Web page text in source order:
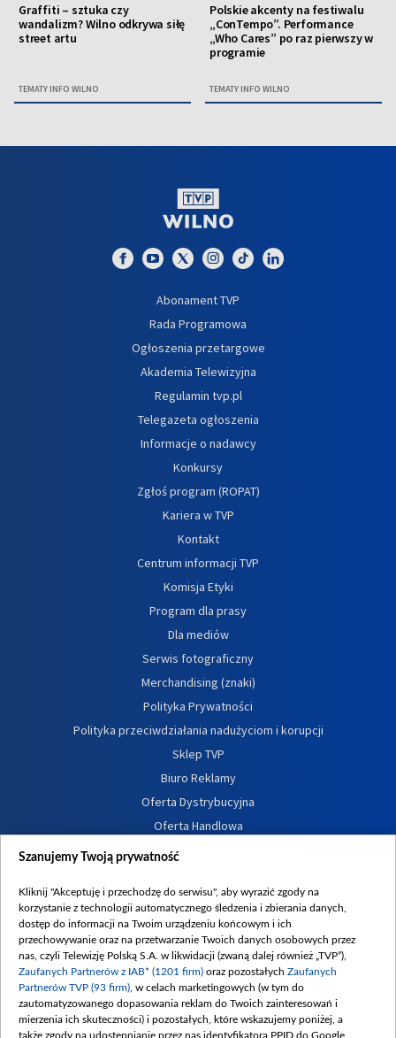
Graffiti – sztuka czy
wandalizm? Wilno odkrywa siłę
street artu
TEMATY INFO WILNO
Polskie akcenty na festiwalu
„ConTempo”. Performance
„Who Cares” po raz pierwszy w
programie
TEMATY INFO WILNO
Abonament TVP
Rada Programowa
Ogłoszenia przetargowe
Akademia Telewizyjna
Regulamin tvp.pl
Telegazeta ogłoszenia
Informacje o nadawcy
Konkursy
Zgłoś program (ROPAT)
Kariera w TVP
Kontakt
Centrum informacji TVP
Komisja Etyki
Program dla prasy
Dla mediów
Serwis fotograficzny
Merchandising (znaki)
Polityka Prywatności
Polityka przeciwdziałania nadużyciom i korupcji
Sklep TVP
Biuro Reklamy
Oferta Dystrybucyjna
Oferta Handlowa
Dostępność
Procedura zgłoszeń wewnętrznych
Szanujemy Twoją prywatność
Kliknij "Akceptuję i przechodzę do serwisu", aby wyrazić zgody na
korzystanie z technologii automatycznego śledzenia i zbierania danych,
dostęp do informacji na Twoim urządzeniu końcowym i ich
przechowywanie oraz na przetwarzanie Twoich danych osobowych przez
nas, czyli Telewizję Polską S.A. w likwidacji (zwaną dalej również „TVP”),
Zaufanych Partnerów z IAB* (1201 firm) oraz pozostałych Zaufanych
Partnerów TVP (93 firm) , w celach marketingowych (w tym do
zautomatyzowanego dopasowania reklam do Twoich zainteresowań i
mierzenia ich skuteczności) i pozostałych, które wskazujemy poniżej, a
także zgody na udostępnianie przez nas identyfikatora PPID do Google.